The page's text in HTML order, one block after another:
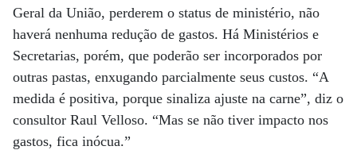
Geral da União, perderem o status de ministério, não
haverá nenhuma redução de gastos. Há Ministérios e
Secretarias, porém, que poderão ser incorporados por
outras pastas, enxugando parcialmente seus custos. “A
medida é positiva, porque sinaliza ajuste na carne”, diz o
consultor Raul Velloso. “Mas se não tiver impacto nos
gastos, fica inócua.”